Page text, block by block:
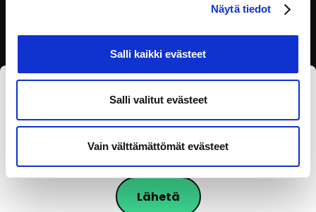
Näytä tiedot
Salli kaikki evästeet
Salli valitut evästeet
Vain välttämättömät evästeet
Tilaa eOppivan uutiskirje